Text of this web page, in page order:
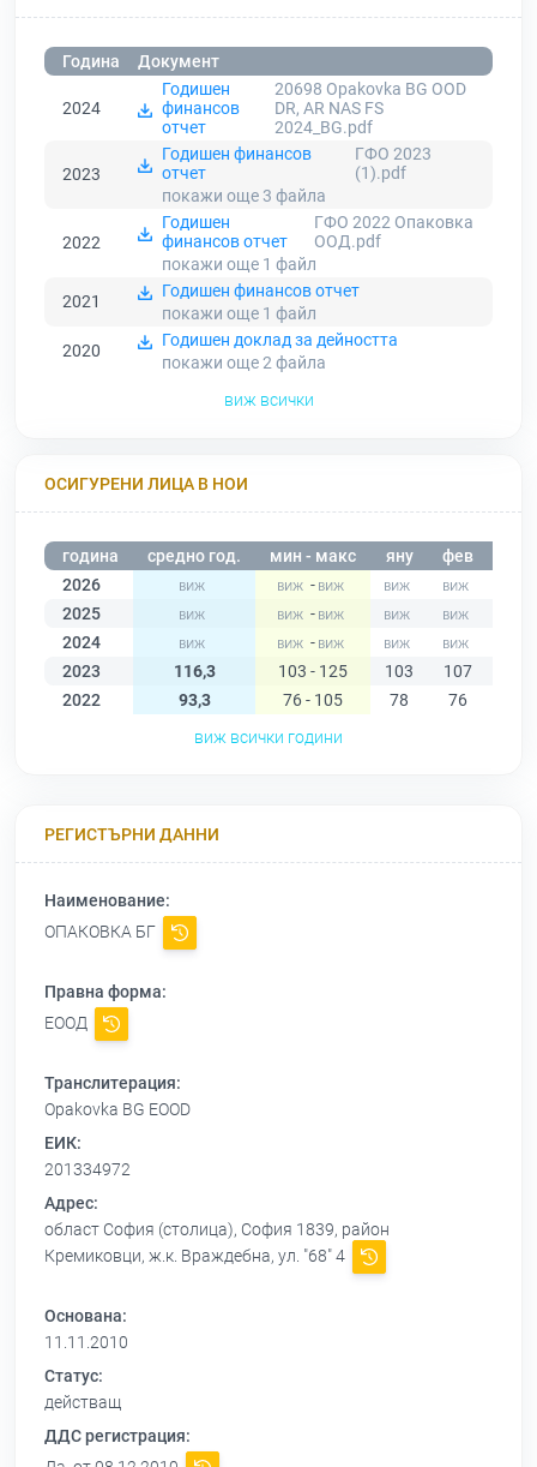
Година Документ
2024
Годишен
финансов
отчет
20698 Opakovka BG OOD
DR, AR NAS FS
2024_BG.pdf
2023
Годишен финансов
отчет
ГФО 2023
(1).pdf
покажи още 3 файла
2022
Годишен
финансов отчет
ГФО 2022 Опаковка
ООД.pdf
покажи още 1 файл
2021
Годишен финансов отчет
покажи още 1 файл
2020
Годишен доклад за дейността
покажи още 2файла
виж всички
ОСИГУРЕНИ ЛИЦА В НОИ
година средно год. мин - макс яну фев
2026
-
2025
-
2024
-
2023
116,3 103 - 125 103 107
2022
93,3 76 - 105 78 76
виж всички години
РЕГИСТЪРНИ ДАННИ
Наименование:
ОПАКОВКА БГ
Правна форма:
ЕООД
Транслитерация:
Opakovka BG EOOD
ЕИК:
201334972
Адрес:
област София (столица), София 1839, район
Кремиковци, ж.к. Враждебна, ул. "68" 4
Основана:
11.11.2010
Статус:
действащ
ДДС регистрация: